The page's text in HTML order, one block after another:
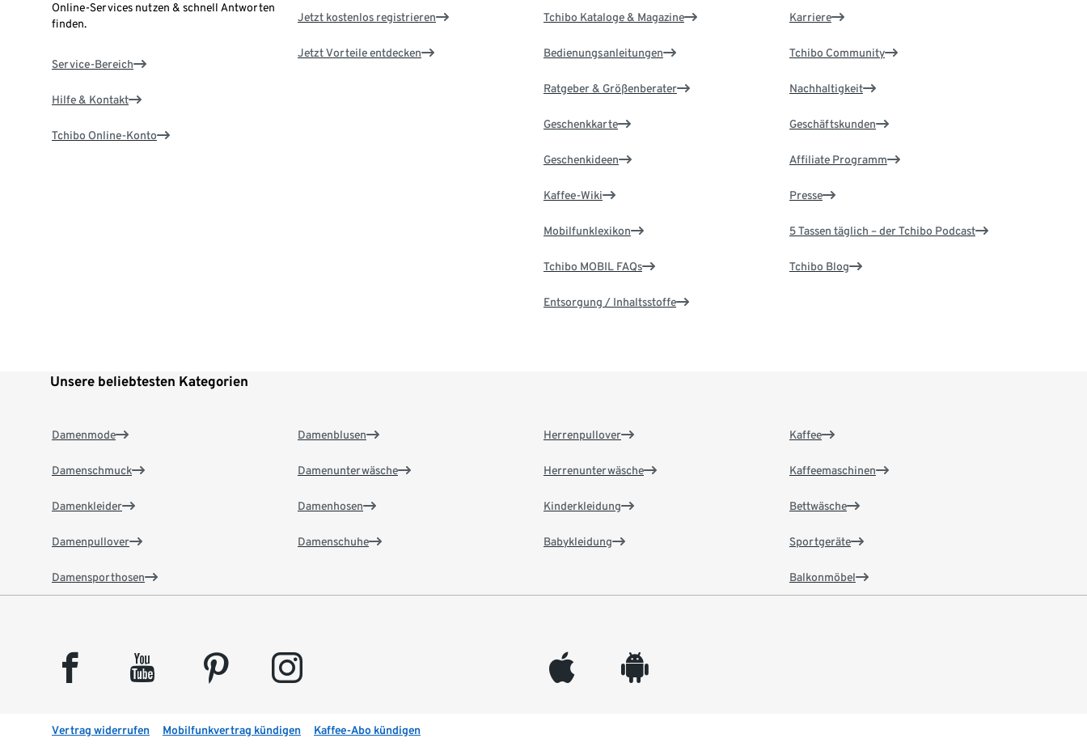
Online-Services nutzen & schnell Antworten
finden.
Service-Bereich
Hilfe & Kontakt
Tchibo Online-Konto
Jetzt kostenlos registrieren
Jetzt Vorteile entdecken
Tchibo Kataloge & Magazine
Bedienungsanleitungen
Ratgeber & Größenberater
Geschenkkarte
Geschenkideen
Kaffee-Wiki
Mobilfunklexikon
Tchibo MOBIL FAQs
Entsorgung / Inhaltsstoffe
Karriere
Tchibo Community
Nachhaltigkeit
Geschäftskunden
Affiliate Programm
Presse
5 Tassen täglich – der Tchibo Podcast
Tchibo Blog
Unsere beliebtesten Kategorien
Damenmode
Damenschmuck
Damenkleider
Damenpullover
Damensporthosen
Damenblusen
Damenunterwäsche
Damenhosen
Damenschuhe
Herrenpullover
Herrenunterwäsche
Kinderkleidung
Babykleidung
Kaffee
Kaffeemaschinen
Bettwäsche
Sportgeräte
Balkonmöbel
facebook youtube pinterest instagram appleinc android
Vertrag widerrufen Mobilfunkvertrag kündigen Kaffee-Abo kündigen